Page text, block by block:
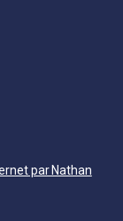
par Nathan